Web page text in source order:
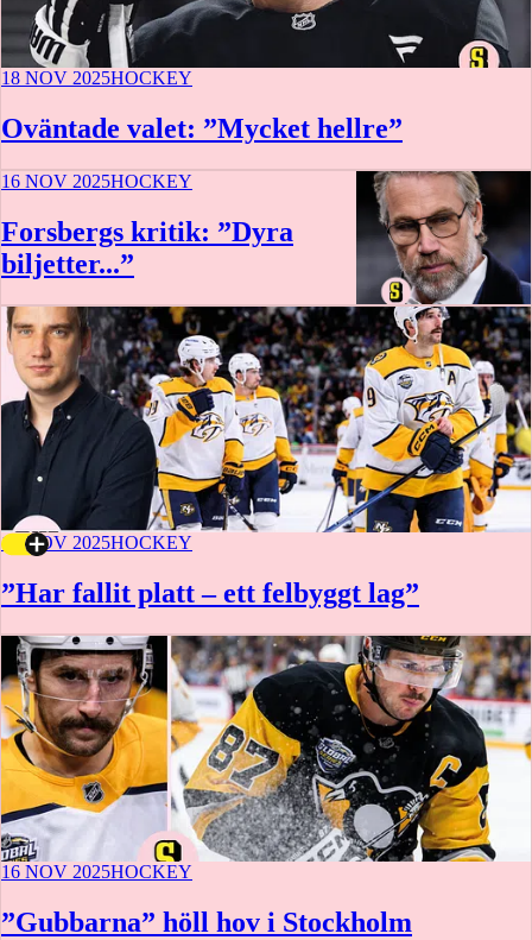
18 NOV 2025HOCKEY
Oväntade valet: ”Mycket hellre”
16 NOV 2025HOCKEY
Forsbergs kritik: ”Dyra
biljetter...”
16 NOV 2025HOCKEY
”Har fallit platt – ett felbyggt lag”
16 NOV 2025HOCKEY
”Gubbarna” höll hov i Stockholm